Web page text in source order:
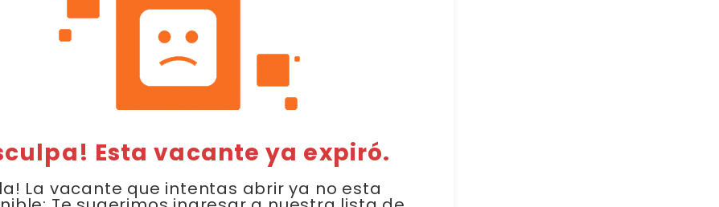
Esta vacante ya expiró.
La vacante que intentas abrir ya no esta